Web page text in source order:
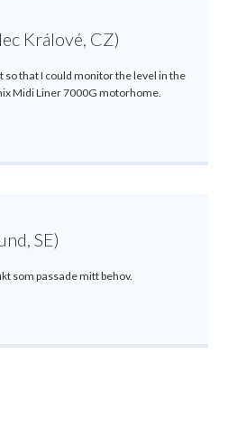
Králové, CZ)
so that I could monitor the level in the
Midi Liner 7000G motorhome.
SE)
som passade mitt behov.